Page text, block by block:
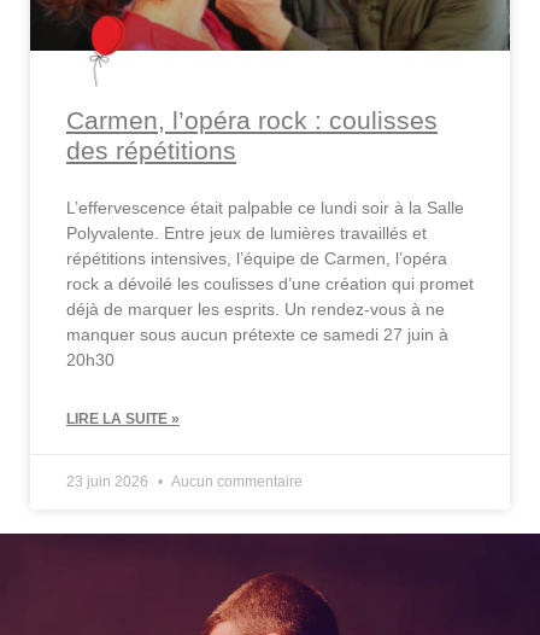
Carmen, l’opéra rock : coulisses
des répétitions
L’effervescence était palpable ce lundi soir à la Salle
Polyvalente. Entre jeux de lumières travaillés et
répétitions intensives, l’équipe de Carmen, l’opéra
rock a dévoilé les coulisses d’une création qui promet
déjà de marquer les esprits. Un rendez-vous à ne
manquer sous aucun prétexte ce samedi 27 juin à
20h30
LIRE LA SUITE »
23 juin 2026 Aucun commentaire